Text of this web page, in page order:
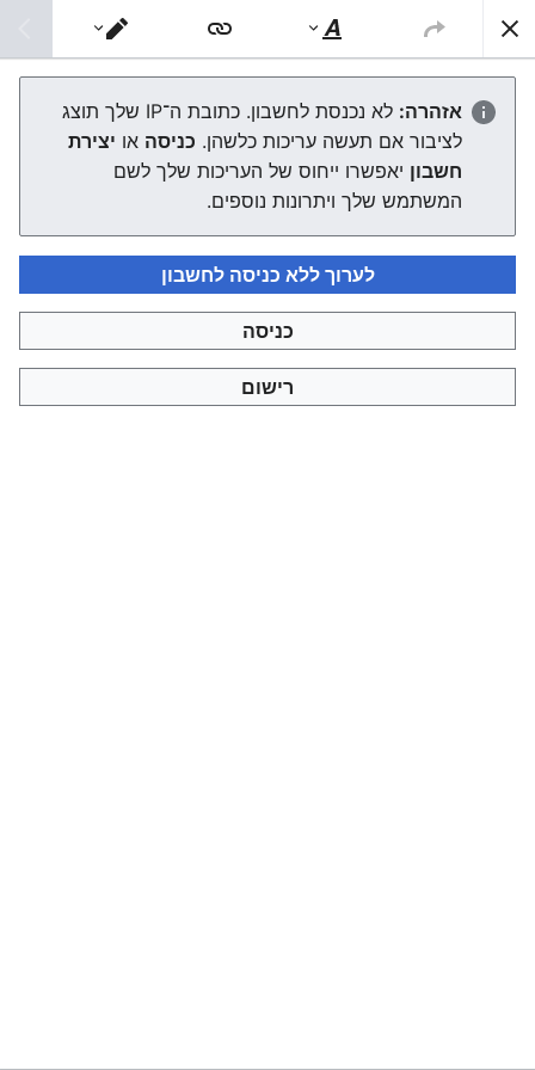
צפונות ויקי
יצחק יוסף
העורך ייטען עכשיו. אם ההודעה הזאת עדיין מוצגת לאחר כמה
שניות, אפשרלטעון את הדף מחדש.
מדיניות פרטיות תצוגת מחשבים
סגנוּן
טקסט
מעבר
עורך
אזהרה:
לא נכנסת לחשבון. כתובת ה־IP שלך תוצג
לציבור אם תעשה עריכות כלשהן. כניסה או יצירת
חשבון יאפשרו ייחוס של העריכות שלך לשם
המשתמש שלך ויתרונות נוספים.
לערוך ללא כניסה לחשבון
כניסה
רישום